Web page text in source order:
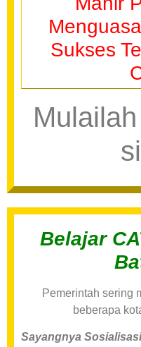
Sukses
Belajar
Pemerintah sering
beberapa
Sayangnya